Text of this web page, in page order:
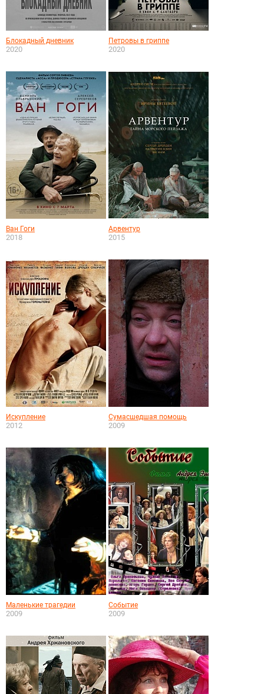
Блокадный дневник
2020
Петровы в гриппе
2020
Ван Гоги
2018
Арвентур
2015
Искупление
2012
Сумасшедшая помощь
2009
Маленькие трагедии
2009
Событие
2009